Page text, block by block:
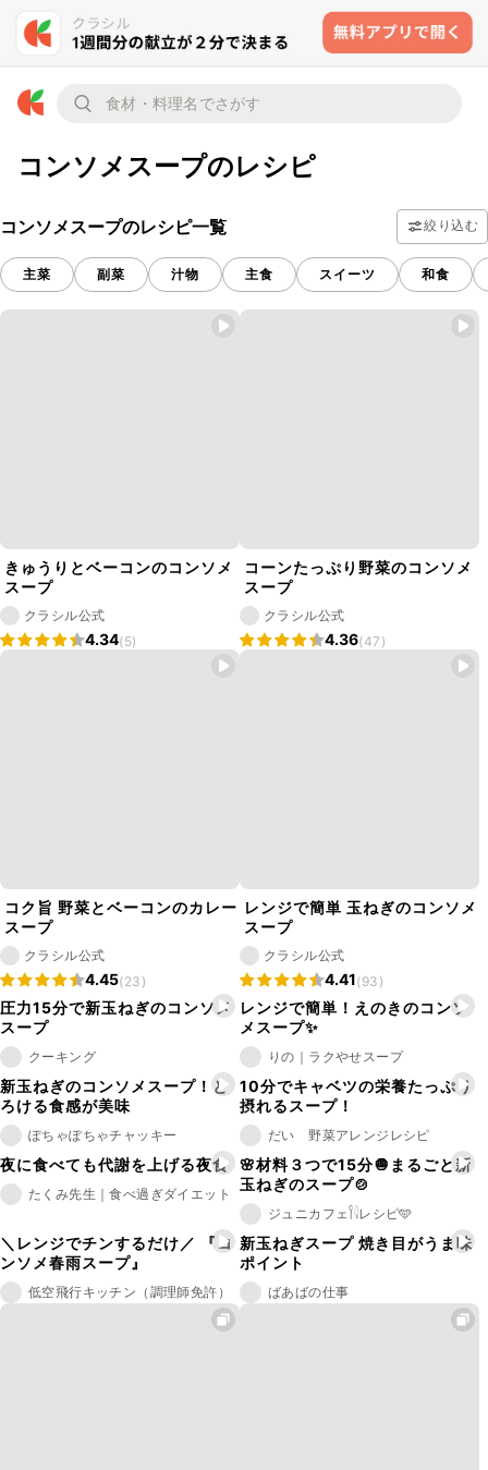
コンソメスープのレシピ
コンソメスープのレシピ一覧 絞り込む
主菜 副菜 汁物 主食 スイーツ 和食
きゅうりとベーコンのコンソメ
スープ
クラシル公式
4.34(5)
コーンたっぷり野菜のコンソメ
スープ
クラシル公式
4.36(47)
コク旨 野菜とベーコンのカレー
スープ
クラシル公式
4.45(23)
レンジで簡単 玉ねぎのコンソメ
スープ
クラシル公式
4.41(93)
圧力15分で新玉ねぎのコンソメ
スープ
クーキング
レンジで簡単！えのきのコンソ
メスープ✨
りの｜ラクやせスープ
新玉ねぎのコンソメスープ！と
ろける食感が美味
ぽちゃぽちゃチャッキー
10分でキャベツの栄養たっぷり
摂れるスープ！
だい 野菜アレンジレシピ
夜に食べても代謝を上げる夜食
たくみ先生｜食べ過ぎダイエット
🌸材料３つで15分🧅まるごと新
玉ねぎのスープ🍲
ジュニカフェ𓌉𓇋レシピ🩵
＼レンジでチンするだけ／ 『コ
ンソメ春雨スープ』
低空飛行キッチン（調理師免許）
新玉ねぎスープ 焼き目がうま味
ポイント
ばあばの仕事